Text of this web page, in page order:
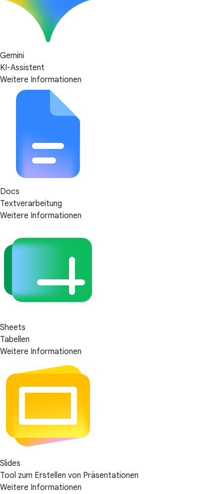
Gemini
KI-Assistent
Weitere Informationen
Docs
Textverarbeitung
Weitere Informationen
Sheets
Tabellen
Weitere Informationen
Slides
Tool zum Erstellen von Präsentationen
Weitere Informationen